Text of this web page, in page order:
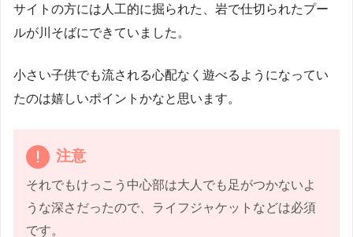
サイトの方には人工的に掘られた、岩で仕切られたプー
ルが川そばにできていました。
小さい子供でも流される心配なく遊べるようになってい
たのは嬉しいポイントかなと思います。
注意
それでもけっこう中心部は大人でも足がつかないよ
うな深さだったので、ライフジャケットなどは必須
です。